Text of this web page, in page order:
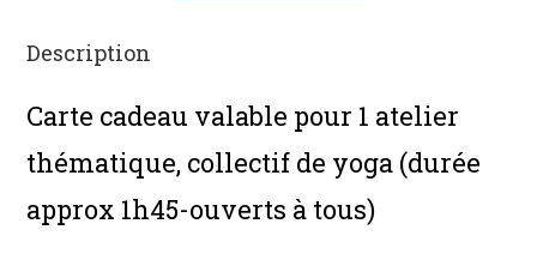
Description
Carte cadeau valable pour 1 atelier
thématique, collectif de yoga (durée
approx 1h45-ouverts à tous)